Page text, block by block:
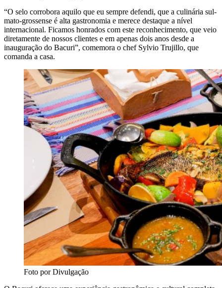
“O selo corrobora aquilo que eu sempre defendi, que a culinária sul-
mato-grossense é alta gastronomia e merece destaque a nível
internacional. Ficamos honrados com este reconhecimento, que veio
diretamente de nossos clientes e em apenas dois anos desde a
inauguração do Bacuri”, comemora o chef Sylvio Trujillo, que
comanda a casa.
Foto por Divulgação